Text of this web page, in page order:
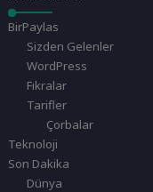
BirPaylas
Sizden Gelenler
WordPress
Fıkralar
Tarifler
Çorbalar
Teknoloji
Son Dakika
Dünya